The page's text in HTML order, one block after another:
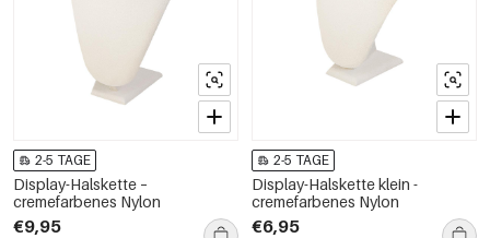
2-5 TAGE
Display-Halskette –
cremefarbenes Nylon
€9,95
2-5 TAGE
Display-Halskette klein -
cremefarbenes Nylon
€6,95